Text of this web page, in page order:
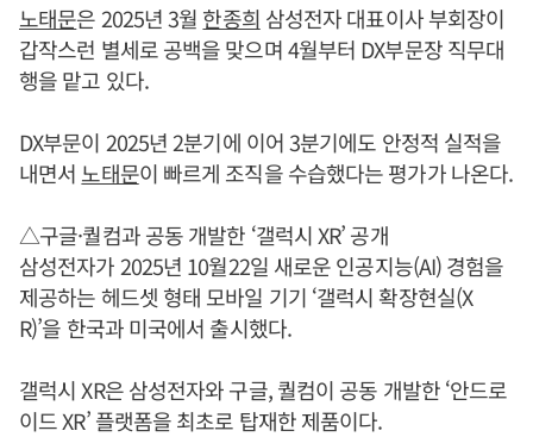
노태문은 2025년 3월 한종희 삼성전자 대표이사 부회장이
갑작스런 별세로 공백을 맞으며 4월부터 DX부문장 직무대
행을 맡고 있다.
DX부문이 2025년 2분기에 이어 3분기에도 안정적 실적을
내면서 노태문이 빠르게 조직을 수습했다는 평가가 나온다.
△구글·퀄컴과 공동 개발한 ‘갤럭시 XR’ 공개
삼성전자가 2025년 10월22일 새로운 인공지능(AI) 경험을
제공하는 헤드셋 형태 모바일 기기 ‘갤럭시 확장현실(X
R)’을 한국과 미국에서 출시했다.
갤럭시 XR은 삼성전자와 구글, 퀄컴이 공동 개발한 ‘안드로
이드 XR’ 플랫폼을 최초로 탑재한 제품이다.